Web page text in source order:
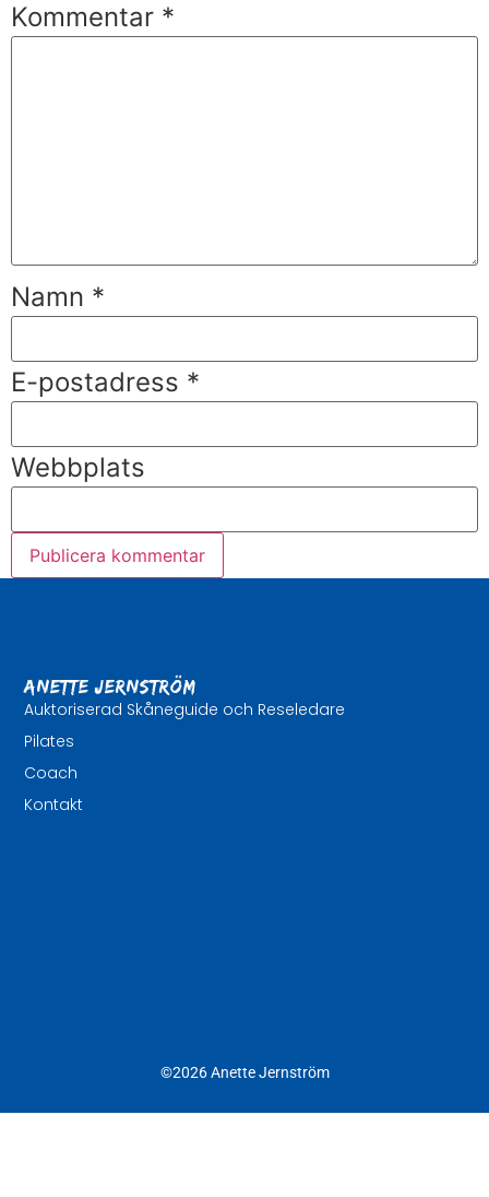
Kommentar *
Namn *
E-postadress *
Webbplats
Anette Jernström
Auktoriserad Skåneguide och Reseledare
Pilates
Coach
Kontakt
©2026 Anette Jernström